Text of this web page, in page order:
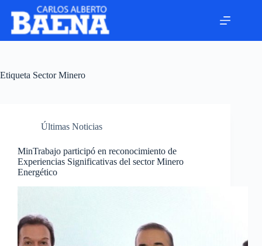
Etiqueta Sector Minero
Últimas Noticias
MinTrabajo participó en reconocimiento de
Experiencias Significativas del sector Minero
Energético